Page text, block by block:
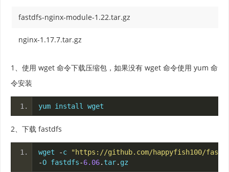
fastdfs-nginx-module-1.22.tar.gz
nginx-1.17.7.tar.gz
1、使用 wget 命令下载压缩包，如果没有 wget 命令使用 yum 命
令安装
yum install wget
2、下载 fastdfs
wget -c
"https://github.com/happyfish100/
-O fastdfs-6.06. tar. gz